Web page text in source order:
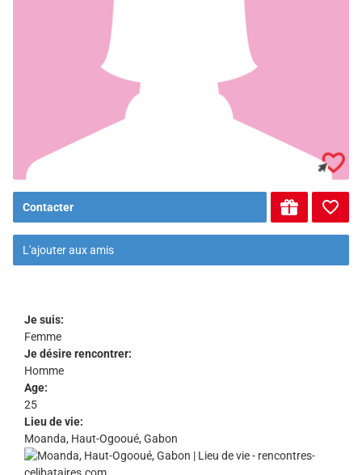
Contacter
L'ajouter aux amis
Je suis:
Femme
Je désire rencontrer:
Homme
Age:
25
Lieu de vie:
Moanda, Haut-Ogooué, Gabon